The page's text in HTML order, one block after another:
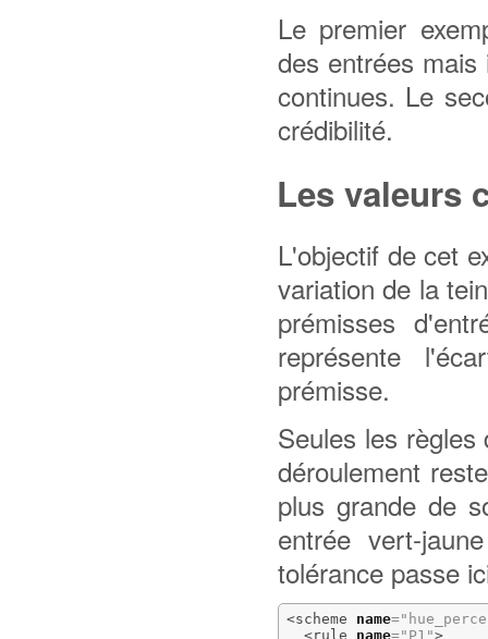
Le premier
des entrées
continues. Le
crédibilité.
Les valeurs
L'objectif de cet
variation de la
prémisses
représente
prémisse.
Seules les
déroulement
plus grande de
entrée vert-
tolérance passe
<scheme name=
<rule
name="P1">